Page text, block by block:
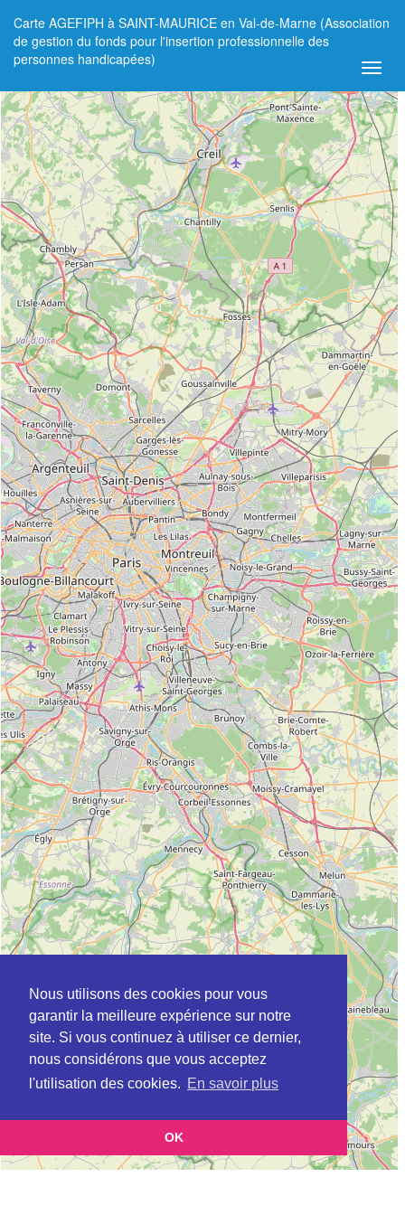
Nous utilisons des cookies pour vous
garantir la meilleure expérience sur notre
site. Si vous continuez à utiliser ce dernier,
nous considérons que vous acceptez
l'utilisation des cookies. En savoir plus
OK
Carte AGEFIPH à SAINT-MAURICE en Val-de-Marne (Association
de gestion du fonds pour l'insertion professionnelle des
personnes handicapées)
+
−